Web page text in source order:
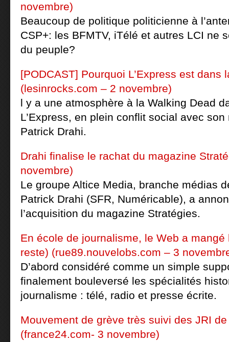
novembre)
Beaucoup de politique politicienne à
CSP+: les BFMTV, iTélé et autres LCI ne
du peuple?
[PODCAST] Pourquoi L’Express est dans
(lesinrocks.com – 2 novembre)
l y a une atmosphère à la Walking Dead
L’Express, en plein conflit social avec
Patrick Drahi.
Drahi finalise le rachat du magazine
novembre)
Le groupe Altice Media, branche médias
Patrick Drahi (SFR, Numéricable), a
l’acquisition du magazine Stratégies.
En école de journalisme, le Web a
reste) (rue89.nouvelobs.com – 3
D’abord considéré comme un simple
finalement bouleversé les spécialités
journalisme : télé, radio et presse écrite.
Mouvement de grève très suivi des JRI
(france24.com- 3 novembre)